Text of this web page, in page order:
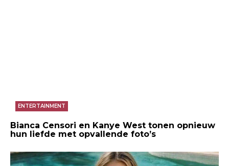
ENTERTAINMENT
Bianca Censori en Kanye West tonen opnieuw
hun liefde met opvallende foto’s